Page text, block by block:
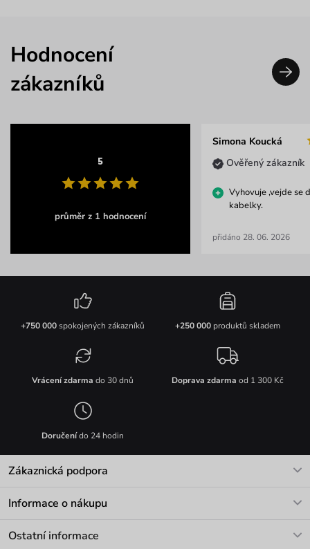
Hodnocení
zákazníků
5
průměr z 1 hodnocení
Simona Koucká
Ověřený zákazník
Vyhovuje ,vejde se
kabelky.
přidáno 28. 06. 2026
+750 000spokojených zákazníků +250 000produktů skladem
Vrácení zdarma do 30 dnů Doprava zdarma od 1 300 Kč
Doručenído 24 hodin
Zákaznická podpora
Informace o nákupu
Ostatní informace